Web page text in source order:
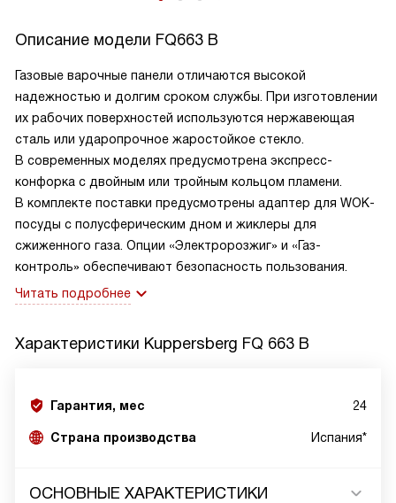
Описание модели FQ663 B
Газовые варочные панели отличаются высокой
надежностью и долгим сроком службы. При изготовлении
их рабочих поверхностей используются нержавеющая
сталь или ударопрочное жаростойкое стекло.
В современных моделях предусмотрена экспресс-
конфорка с двойным или тройным кольцом пламени.
В комплекте поставки предусмотрены адаптер для WOK-
посуды с полусферическим дном и жиклеры для
сжиженного газа. Опции «Электророзжиг» и «Газ-
контроль» обеспечивают безопасность пользования.
Читать подробнее
Характеристики Kuppersberg FQ 663 B
Гарантия, мес 24
Страна производства Испания*
ОСНОВНЫЕ ХАРАКТЕРИСТИКИ